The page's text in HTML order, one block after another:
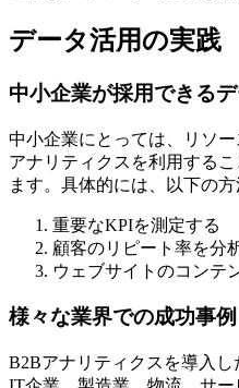
データ活用の実践
中小企業が採用できる
中小企業にとっては、リソ
アナリティクスを利用する
ます。具体的には、以下の方
重要なKPIを測定する
顧客のリピート率を分
ウェブサイトのコンテ
様々な業界での成功事例
B2Bアナリティクスを導入し